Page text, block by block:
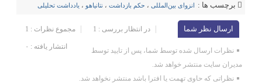
برچسب ها : انزوای بین‌المللی ، حکم بازداشت ، نتانیاهو ، یادداشت تحلیلی
ارسال نظر شما مجموع نظرات : 1 در انتظار بررسی : 1
انتشار یافته : ۰
نظرات ارسال شده توسط شما، پس از تایید توسط
مدیران سایت منتشر خواهد شد.
نظراتی که حاوی تهمت یا افترا باشد منتشر نخواهد شد.